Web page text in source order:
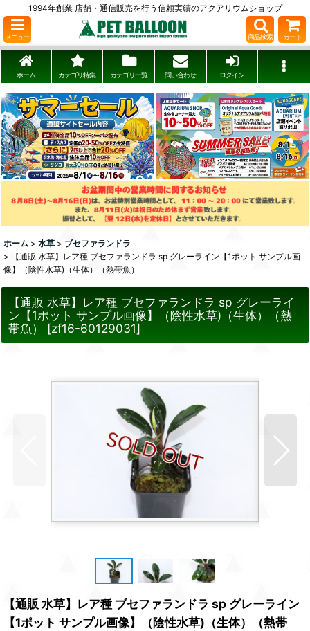
1994年創業 店舗・通信販売を行う信頼実績のアクアリウムショップ
メニュー 商品検索 カート
ホーム カテゴリ特集 カテゴリ一覧 問い合わせ ログイン
ホーム > 水草 > ブセファランドラ
>
【通販 水草】レア種 ブセファランドラ sp グレーライン【1ポット サンプル画
像】（陰性水草)（生体）（熱帯魚）
【通販 水草】レア種 ブセファランドラ sp グレーライ
ン【1ポット サンプル画像】（陰性水草)（生体）（熱
帯魚）
[zf16-60129031]
【通販 水草】レア種 ブセファランドラ sp グレーライン
【1ポット サンプル画像】（陰性水草)（生体）（熱帯